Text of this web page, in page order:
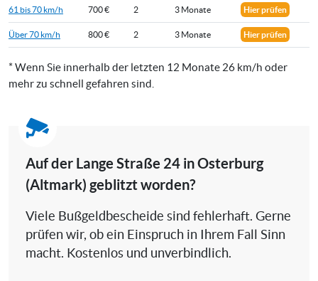
61 bis 70 km/h 700 € 2 3 Monate Hier prüfen
Über 70 km/h 800 € 2 3 Monate Hier prüfen
* Wenn Sie innerhalb der letzten 12 Monate 26 km/h oder
mehr zu schnell gefahren sind.
Auf der Lange Straße 24 in Osterburg
(Altmark) geblitzt worden?
Viele Bußgeldbescheide sind fehlerhaft. Gerne
prüfen wir, ob ein Einspruch in Ihrem Fall Sinn
macht. Kostenlos und unverbindlich.